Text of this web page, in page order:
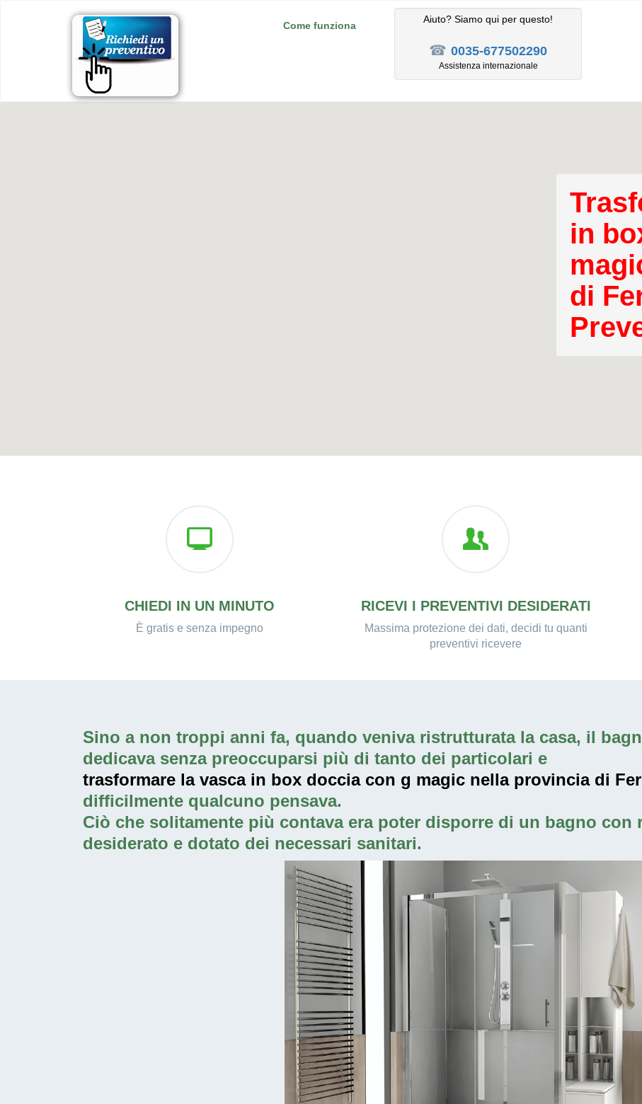
Come funziona
Aiuto? Siamo qui per questo!
☎ 0035-677502290
Assistenza internazionale
in
di
CHIEDI IN UN MINUTO
È gratis e senza impegno
RICEVI I PREVENTIVI DESIDERATI
Massima protezione dei dati, decidi tu quanti
preventivi ricevere
Sino a non troppi anni fa, quando veniva ristrutturata la casa, il
dedicava senza preoccuparsi più di tanto dei particolari e
trasformare la vasca in box doccia con g magic nella provincia di
difficilmente qualcuno pensava.
Ciò che solitamente più contava era poter disporre di un bagno con
desiderato e dotato dei necessari sanitari.